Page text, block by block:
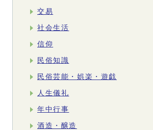
交易
社会生活
信仰
民俗知識
民俗芸能・娯楽・遊戯
人生儀礼
年中行事
酒造・醸造